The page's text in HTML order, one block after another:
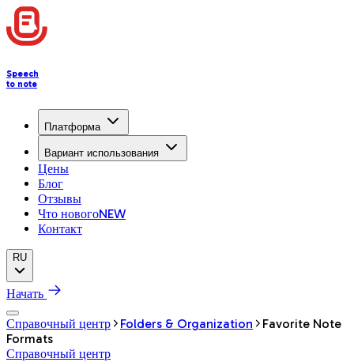
Speech
to note
Платформа
Вариант использования
Цены
Блог
Отзывы
Что новогоNEW
Контакт
RU
Начать
Справочный центр
Folders & Organization
Favorite Note
Formats
Справочный центр